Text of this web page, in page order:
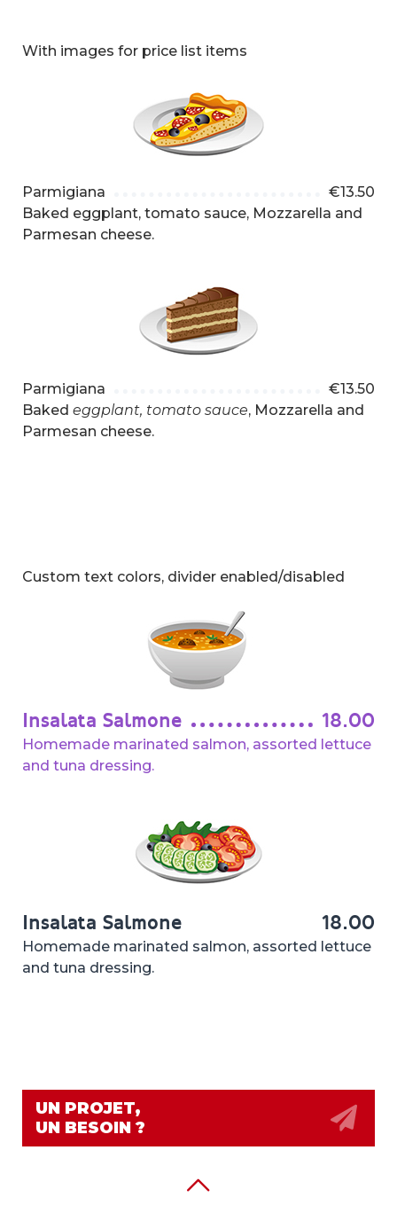
With images for price list items
Parmigiana €13.50
Baked eggplant, tomato sauce, Mozzarella and
Parmesan cheese.
Parmigiana €13.50
Baked eggplant, tomato sauce, Mozzarella and
Parmesan cheese.
Custom text colors, divider enabled/disabled
Insalata Salmone 18.00
Homemade marinated salmon, assorted lettuce
and tuna dressing.
Insalata Salmone 18.00
Homemade marinated salmon, assorted lettuce
and tuna dressing.
UN PROJET,
UN BESOIN ?